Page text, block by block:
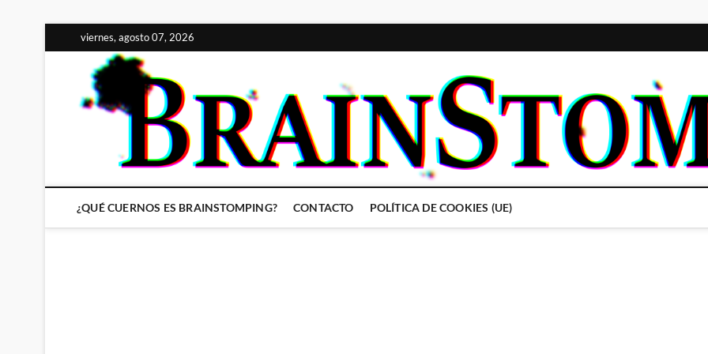
al
contenido
viernes, agosto 07, 2026
¿QUÉ CUERNOS ES BRAINSTOMPING? CONTACTO POLÍTICA DE COOKIES (UE)